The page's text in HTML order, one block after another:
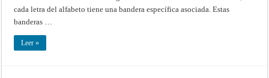
cada letra del alfabeto tiene una bandera específica asociada. Estas
banderas …
Leer »